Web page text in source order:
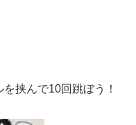
挟んで10回跳ぼう！